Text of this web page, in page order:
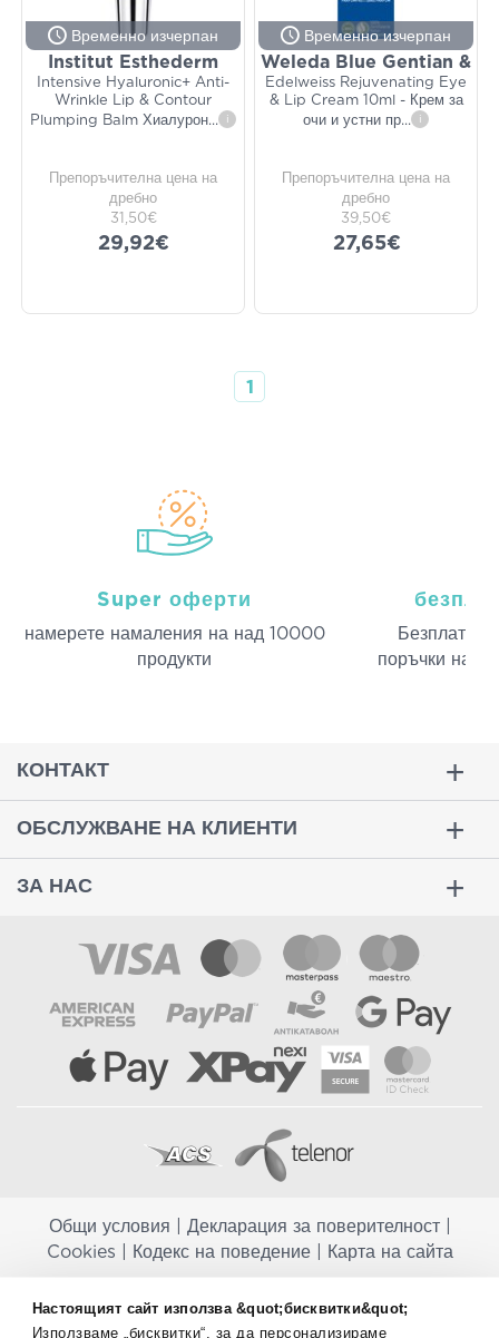
Настоящият сайт използва &quot;бисквитки&quot;
Използваме „бисквитки“, за да персонализираме
Временно изчерпан
Institut Esthederm
Intensive Hyaluronic+ Anti-
Wrinkle Lip & Contour
Plumping Balm Хиалурон... i
Препоръчителна цена на
дребно
31,50€
29,92€
Временно изчерпан
Weleda Blue Gentian &
Edelweiss Rejuvenating Eye
& Lip Cream 10ml - Крем за
очи и устни пр... i
Препоръчителна цена на
дребно
39,50€
27,65€
1
Super оферти
намерeте намаления на над 10000
продукти
Безплатна
поръчки над
КОНТАКТ
ОБСЛУЖВАНЕ НА КЛИЕНТИ
ЗА НАС
Общи условия Декларация за поверителност|
Cookies
Кодекс на поведение| Карта на сайта
заместват балансираната диета и не са предназначени за
профилактика, лечение или лечение на човешки заболявания.